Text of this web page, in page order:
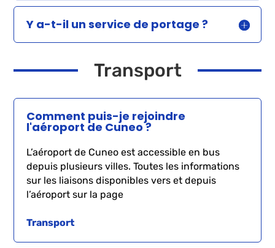
Y a-t-il un service de portage ?
Transport
Comment puis-je rejoindre
l'aéroport de Cuneo ?
L’aéroport de Cuneo est accessible en bus
depuis plusieurs villes. Toutes les informations
sur les liaisons disponibles vers et depuis
l’aéroport sur la page
Transport